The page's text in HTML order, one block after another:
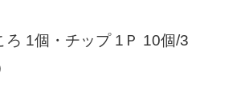
1個・チップ 1Ｐ 10個/3